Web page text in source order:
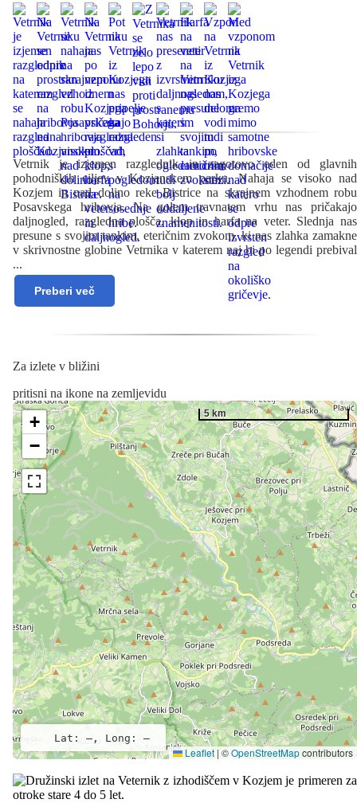
Vetrnik je izjemen razglednik in zagotovo eden od glavnih
pohodniških ciljev v Kozjanskem parku. Nahaja se visoko nad
Kozjem in nad dolino reke Bistrice na skrajnem vzhodnem robu
Posavskega hribovja. Na golem travnatem vrhu nas pričakajo
daljnogled, razgledna plošča, klop in harfa na veter. Slednja nas
presune s svojim tankim, eteričnim zvokom, ki nas zlahka zamakne
v skrivnostne globine Vetrnika v katerem naj bi po legendi prebival
...
Preberi več
Za izlete v bližini
pritisni na ikone na zemljevidu
+
−
5 km
Lat: –, Long: –
Leaflet | ©OpenStreetMapcontributors